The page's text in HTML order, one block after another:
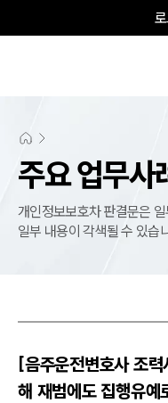
주요 업무사
개인정보보호차 판결문은
일부 내용이 각색될 수 있습
[음주운전변호사 조
해 재범에도 집행유예